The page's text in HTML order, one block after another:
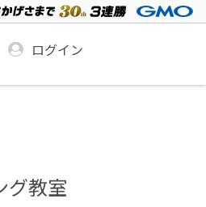
ログイン
グ教室